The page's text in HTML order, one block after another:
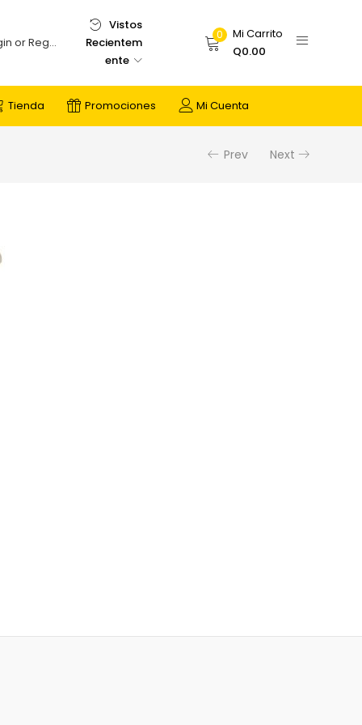
Login or Register
Vistos
Recientem
ente
0
Mi Carrito
Q0.00
Tienda Promociones Mi Cuenta
Prev Next